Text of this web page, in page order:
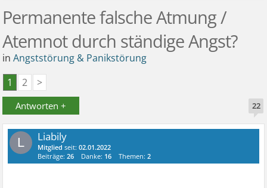
Permanente falsche Atmung /
Atemnot durch ständige Angst?
inAngststörung & Panikstörung
1
2 >
Antworten + 22
L Liabily
Mitglied seit:02.01.2022
Beiträge:26 Danke: 16 Themen:2